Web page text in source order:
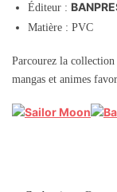
Éditeur :
Matière : PVC
Parcourez la
mangas et animes